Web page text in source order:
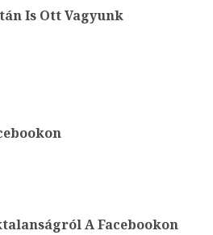
Is Ott Vagyunk
A Facebookon